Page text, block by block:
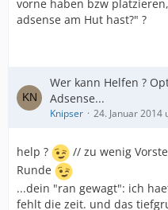
vorne haben bzw
adsense am Hut hast?" ?
Wer kann Helfen ?
Adsense...
Knipser 24. Januar 2014
help ?
// zu wenig
Runde
...dein "ran gewagt": ich
fehlt die zeit. und das